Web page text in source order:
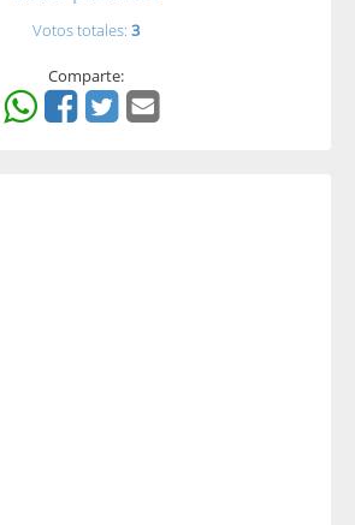
Votos totales: 3
Comparte: